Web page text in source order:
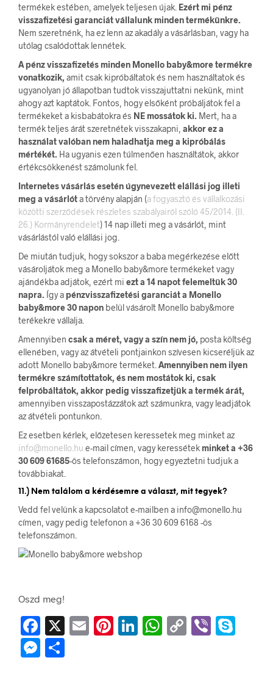
termékek estében, amelyek teljesen újak. Ezért mi pénz
visszafizetési garanciát vállalunk minden termékünkre.
Nem szeretnénk, ha ez lenn az akadály a vásárlásban, vagy ha
utólag csalódottak lennétek.
A pénz visszafizetés minden Monello baby&more termékre
vonatkozik, amit csak kipróbáltatok és nem használtatok és
ugyanolyan jó állapotban tudtok visszajuttatni nekünk, mint
ahogy azt kaptátok. Fontos, hogy elsőként próbáljátok fel a
termékeket a kisbabátokra és NE mossátok ki. Mert, ha a
termék teljes árát szeretnétek visszakapni, akkor ez a
használat valóban nem haladhatja meg a kipróbálás
mértékét. Ha ugyanis ezen túlmenően használtátok, akkor
értékcsökkenést számolunk fel.
Internetes vásárlás esetén úgynevezett elállási jog illeti
meg a vásárlóta törvény alapján (a fogyasztó és vállalkozási
közötti szerződések részletes szabályairól szóló 45/2014. (II.
26.) Kormányrendelet) 14 nap illeti meg a vásárlót, mint
vásárlástól való elállási jog.
De miután tudjuk, hogy sokszor a baba megérkezése előtt
vásároljátok meg a Monello baby&more termékeket vagy
ajándékba adjátok, ezért mi ezt a 14 napot felemeltük 30
napra. Így a pénzvisszafizetési garanciát a Monello
baby&more 30 napon belül vásárolt Monello baby&more
terékekre vállalja.
Amennyiben csak a méret, vagy a szín nem jó, posta költség
ellenében, vagy az átvételi pontjainkon szívesen kicseréljük az
adott Monello baby&more terméket. Amennyiben nem ilyen
termékre számítottatok, és nem mostátok ki, csak
felpróbáltátok, akkor pedig visszafizetjük a termék árát,
amennyiben visszapostázzátok azt számunkra, vagy leadjátok
az átvételi pontunkon.
Ez esetben kérlek, előzetesen keressetek meg minket az
info@monello.hu e-mail címen, vagy keressétek minket a +36
30 609 61685-ös telefonszámon, hogy egyeztetni tudjuk a
továbbiakat.
11.) Nem találom a kérdésemre a választ, mit tegyek?
Vedd fel velünk a kapcsolatot e-mailben a info@monello.hu
címen, vagy pedig telefonon a +36 30 609 6168 -ös
telefonszámon.
Oszd meg!
F
a
c
X
E
Pi
Li
W
C
Vi
M